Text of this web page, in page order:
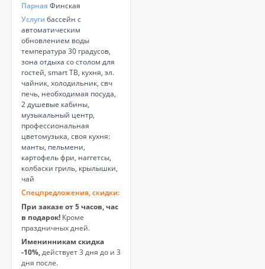
Парная Финская
Услуги бассейн с
автоматическим
обновлением воды
температура 30 градусов,
зона отдыха со столом для
гостей, smart ТВ, кухня, эл.
чайник, холодильник, свч
печь, необходимая посуда,
2 душевые кабины,
музыкальный центр,
профессиональная
цветомузыка, своя кухня:
манты, пельмени,
картофель фри, наггетсы,
колбаски гриль, крылышки,
чай
Спецпредложения, скидки:
При заказе от 5 часов, час
в подарок! Кроме
праздничных дней.
Именинникам скидка
-10%,действует 3 дня до и 3
дня после.